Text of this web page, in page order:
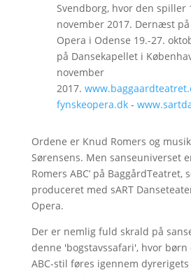
Svendborg, hvor den spiller
november 2017. Dernæst på
Opera i Odense 19.-27.
på Dansekapellet i
november
2017.
fynskeopera.dk-
Ordene er Knud Romers og
Sørensens. Men sanseuniverset
Romers ABC’ på BaggårdTeatret,
produceret med sART
Opera.
Der er nemlig fuld skrald på
denne 'bogstavssafari', hvor børn
ABC-stil føres igennem